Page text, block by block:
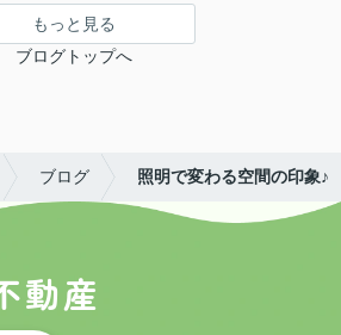
もっと見る
ブログトップへ
ブログ 照明で変わる空間の印象♪
動産